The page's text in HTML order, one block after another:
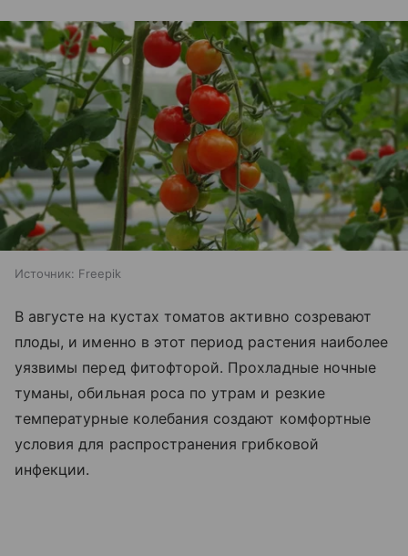
Источник: Freepik
В августе на кустах томатов активно созревают
плоды, и именно в этот период растения наиболее
уязвимы перед фитофторой. Прохладные ночные
туманы, обильная роса по утрам и резкие
температурные колебания создают комфортные
условия для распространения грибковой
инфекции.